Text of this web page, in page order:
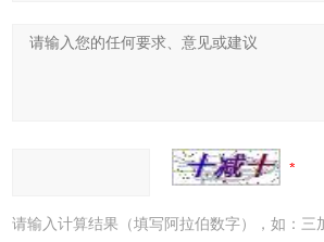
请输入计算结果（填写阿拉伯数字），如：三